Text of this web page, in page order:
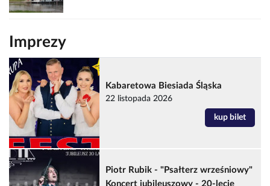
Imprezy
Kabaretowa Biesiada Śląska
22 listopada 2026
kup bilet
Piotr Rubik - "Psałterz wrześniowy"
Koncert jubileuszowy - 20-lecie